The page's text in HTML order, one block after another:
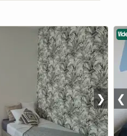
❯ ❮